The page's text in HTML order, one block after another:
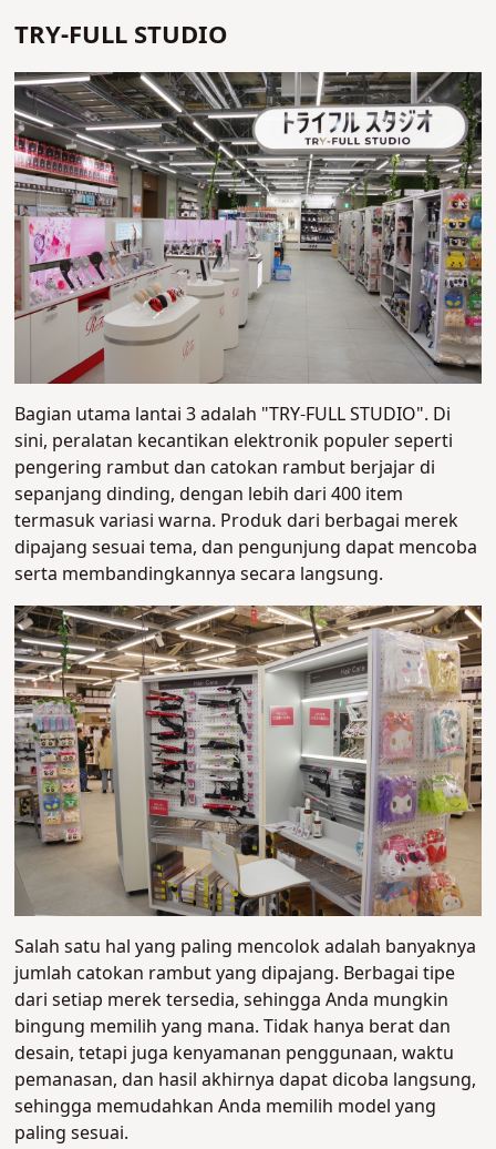
TRY-FULL STUDIO
Bagian utama lantai 3 adalah "TRY-FULL STUDIO". Di
sini, peralatan kecantikan elektronik populer seperti
pengering rambut dan catokan rambut berjajar di
sepanjang dinding, dengan lebih dari 400 item
termasuk variasi warna. Produk dari berbagai merek
dipajang sesuai tema, dan pengunjung dapat mencoba
serta membandingkannya secara langsung.
Salah satu hal yang paling mencolok adalah banyaknya
jumlah catokan rambut yang dipajang. Berbagai tipe
dari setiap merek tersedia, sehingga Anda mungkin
bingung memilih yang mana. Tidak hanya berat dan
desain, tetapi juga kenyamanan penggunaan, waktu
pemanasan, dan hasil akhirnya dapat dicoba langsung,
sehingga memudahkan Anda memilih model yang
paling sesuai.